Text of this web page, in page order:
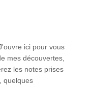
ici pour vous
mes découvertes,
les notes prises
quelques